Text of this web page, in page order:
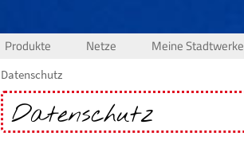
Produkte Netze Meine Stadtwerke
Datenschutz
Datenschutz